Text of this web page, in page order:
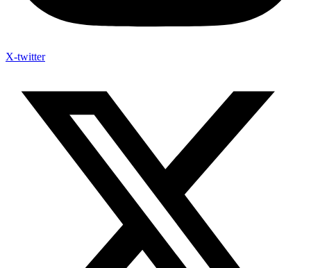
X-twitter